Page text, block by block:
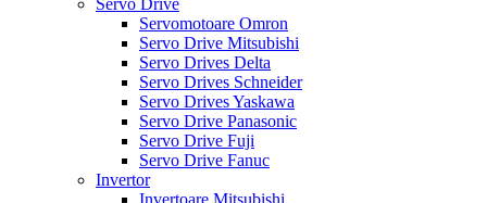
Servo Drive
Servomotoare Omron
Servo Drive Mitsubishi
Servo Drives Delta
Servo Drives Schneider
Servo Drives Yaskawa
Servo Drive Panasonic
Servo Drive Fuji
Servo Drive Fanuc
Invertor
Invertoare Mitsubishi